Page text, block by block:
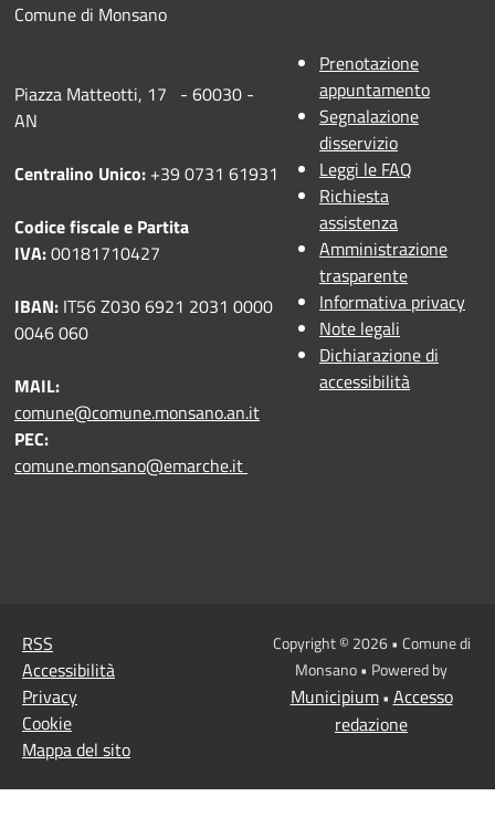
Comune di Monsano
Piazza Matteotti, 17 - 60030 -
AN
Centralino Unico: +39 0731 61931
Codice fiscale e Partita
IVA:00181710427
IBAN: IT56 Z030 6921 2031 0000
0046 060
MAIL:
comune@comune.monsano.an.it
PEC:
comune.monsano@emarche.it
Prenotazione
appuntamento
Segnalazione
disservizio
Leggi le FAQ
Richiesta
assistenza
Amministrazione
trasparente
Informativa privacy
Note legali
Dichiarazione di
accessibilità
RSS
Accessibilità
Privacy
Cookie
Mappa del sito
Copyright © 2026 • Comune di
Monsano • Powered by
Municipium• Accesso
redazione